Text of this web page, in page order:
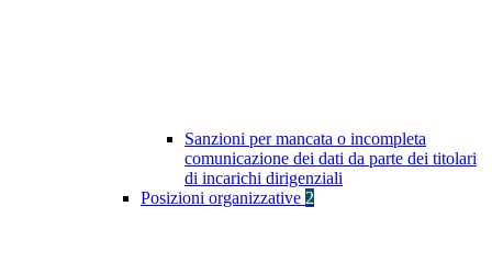
Sanzioni per mancata o incompleta
comunicazione dei dati da parte dei titolari
di incarichi dirigenziali
Posizioni organizzative 2